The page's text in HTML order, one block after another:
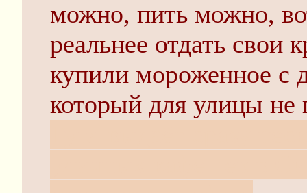
можно, пить можно,
реальнее отдать свои
купили мороженное с
который для улицы не